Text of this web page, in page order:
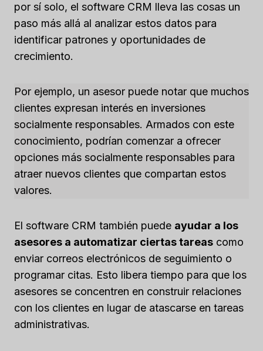
por sí solo, el software CRM lleva las cosas un
paso más allá al analizar estos datos para
identificar patrones y oportunidades de
crecimiento.
Por ejemplo, un asesor puede notar que muchos
clientes expresan interés en inversiones
socialmente responsables. Armados con este
conocimiento, podrían comenzar a ofrecer
opciones más socialmente responsables para
atraer nuevos clientes que compartan estos
valores.
El software CRM también puede ayudar a los
asesores a automatizar ciertas tareas como
enviar correos electrónicos de seguimiento o
programar citas. Esto libera tiempo para que los
asesores se concentren en construir relaciones
con los clientes en lugar de atascarse en tareas
administrativas.